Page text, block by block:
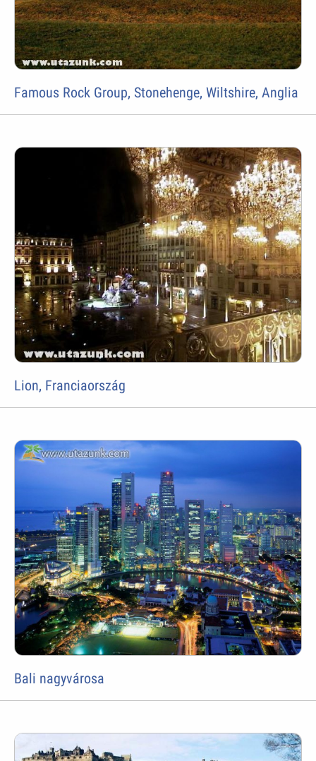
Famous Rock Group, Stonehenge, Wiltshire, Anglia
Lion, Franciaország
Bali nagyvárosa